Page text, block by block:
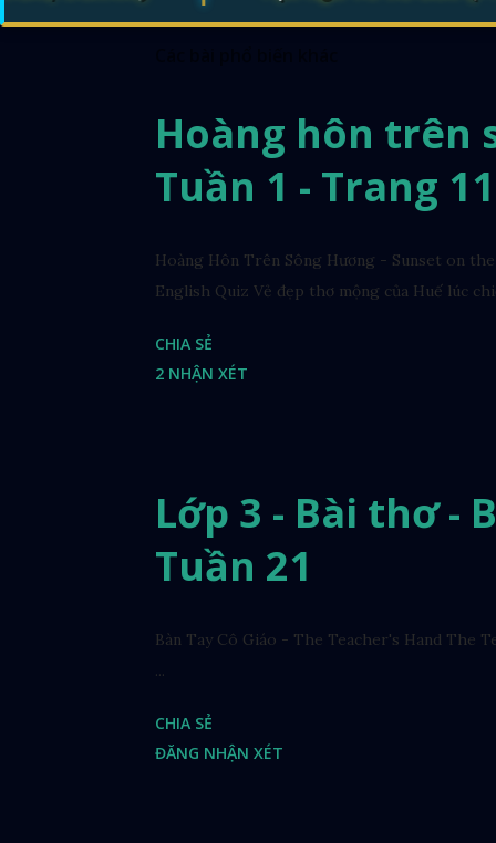
Hoàng hôn trên
Tuần 1 - Trang 11
Hoàng Hôn Trên Sông Hương - Sunset on
English Quiz Vẻ đẹp thơ mộng của Huế lúc
CHIA SẺ
2 NHẬN XÉT
Lớp 3 - Bài thơ -
Tuần 21
Bàn Tay Cô Giáo - The Teacher's Hand The
...
CHIA SẺ
ĐĂNG NHẬN XÉT